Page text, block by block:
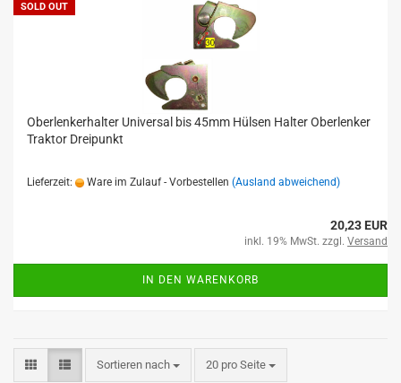
SOLD OUT
Oberlenkerhalter Universal bis 45mm Hülsen Halter Oberlenker
Traktor Dreipunkt
Lieferzeit: Ware im Zulauf - Vorbestellen (Ausland abweichend)
20,23 EUR
inkl. 19% MwSt. zzgl. Versand
IN DEN WARENKORB
Sortieren nach 20 pro Seite